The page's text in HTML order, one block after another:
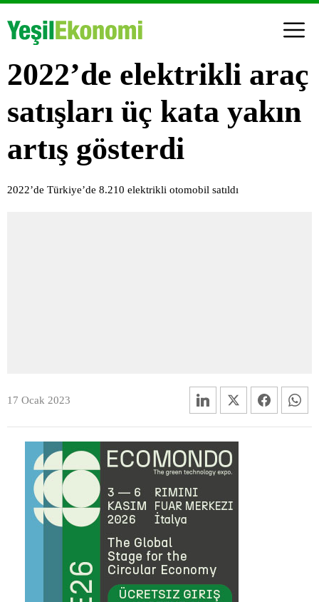
2022’de elektrikli araç
satışları üç kata yakın
artış gösterdi
2022’de Türkiye’de 8.210 elektrikli otomobil satıldı
17 Ocak 2023